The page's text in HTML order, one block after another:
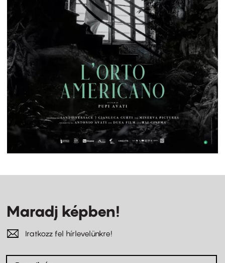
Maradj képben!
Iratkozz fel hírlevelünkre!